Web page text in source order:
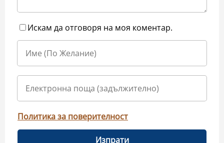
Искам да отговоря на моя коментар.
Политика за поверителност
Изпрати